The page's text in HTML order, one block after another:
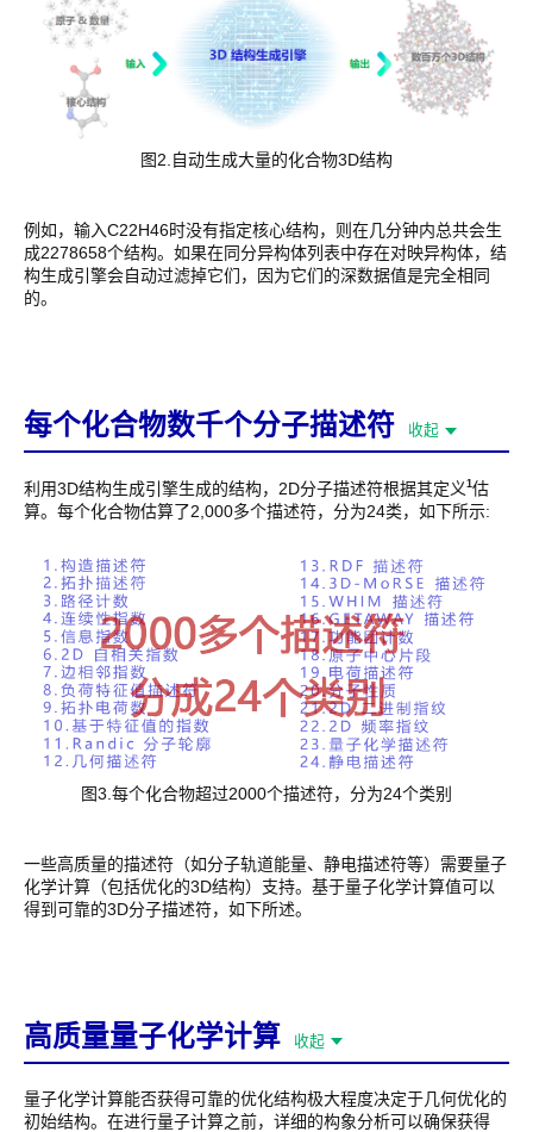
图2.自动生成大量的化合物3D结构
例如，输入C22H46时没有指定核心结构，则在几分钟内总共会生
成2278658个结构。如果在同分异构体列表中存在对映异构体，结
构生成引擎会自动过滤掉它们，因为它们的深数据值是完全相同
的。
每个化合物数千个分子描述符 收起
利用3D结构生成引擎生成的结构，2D分子描述符根据其定义 1估
算。每个化合物估算了2,000多个描述符，分为24类，如下所示:
图3.每个化合物超过2000个描述符，分为24个类别
一些高质量的描述符（如分子轨道能量、静电描述符等）需要量子
化学计算（包括优化的3D结构）支持。基于量子化学计算值可以
得到可靠的3D分子描述符，如下所述。
高质量量子化学计算 收起
量子化学计算能否获得可靠的优化结构极大程度决定于几何优化的
初始结构。在进行量子计算之前，详细的构象分析可以确保获得